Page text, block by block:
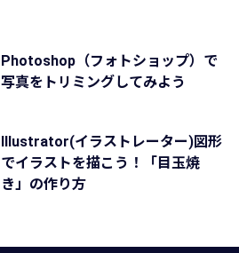
Photoshop（フォトショップ）で
写真をトリミングしてみよう
Illustrator(イラストレーター)図形
でイラストを描こう！「目玉焼
き」の作り方